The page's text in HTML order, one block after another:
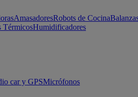
AmasadoresRobots de Cocina
TérmicosHumidificadores
car y GPSMicrófonos